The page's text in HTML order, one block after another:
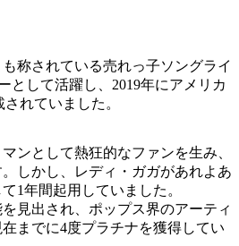
称されている売れっ子ソングライ
して活躍し、2019年にアメリカ
れていました。
ンとして熱狂的なファンを生み、
しかし、レディ・ガガがあれよあ
て1年間起用していました。
見出され、ポップス界のアーティ
在までに4度プラチナを獲得してい